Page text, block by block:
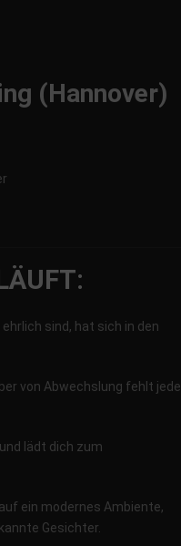
(Hannover)
ehrlich sind, hat sich in den
von Abwechslung fehlt jede
lädt dich zum
ein modernes Ambiente,
Gesichter.